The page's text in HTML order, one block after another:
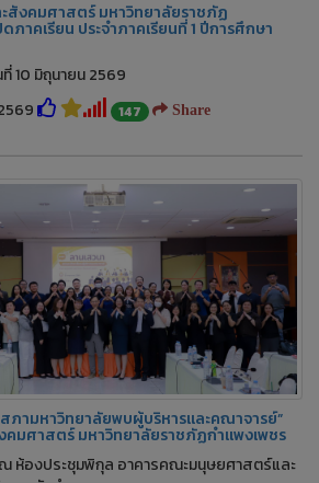
งคมศาสตร์ มหาวิทยาลัยราชภัฏ
ภาคเรียน ประจำภาคเรียนที่ 1 ปีการศึกษา
10 มิถุนายน 2569
147 Share
สภามหาวิทยาลัยพบผู้บริหารและคณาจารย์”
มศาสตร์ มหาวิทยาลัยราชภัฏกำแพงเพชร
ห้องประชุมพิกุล อาคารคณะมนุษยศาสตร์และ